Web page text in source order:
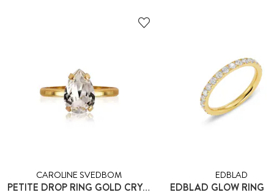
CAROLINE SVEDBOM
PETITE DROP RING GOLD CRYSTAL
EDBLAD
EDBLAD GLOW RING